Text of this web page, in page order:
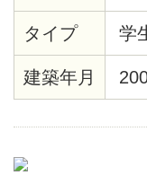
り
ら
屋
タイプ 学
建築年月